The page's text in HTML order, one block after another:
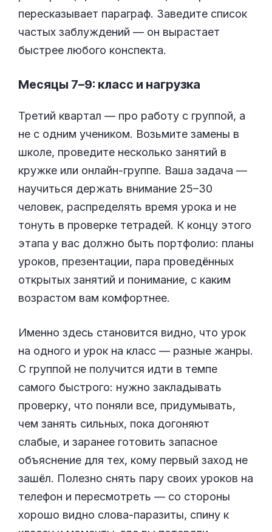
пересказывает параграф. Заведите список
частых заблуждений — он вырастает
быстрее любого конспекта.
Месяцы 7–9: класс и нагрузка
Третий квартал — про работу с группой, а
не с одним учеником. Возьмите замены в
школе, проведите несколько занятий в
кружке или онлайн-группе. Ваша задача —
научиться держать внимание 25–30
человек, распределять время урока и не
тонуть в проверке тетрадей. К концу этого
этапа у вас должно быть портфолио: планы
уроков, презентации, пара проведённых
открытых занятий и понимание, с каким
возрастом вам комфортнее.
Именно здесь становится видно, что урок
на одного и урок на класс — разные жанры.
С группой не получится идти в темпе
самого быстрого: нужно закладывать
проверку, что поняли все, придумывать,
чем занять сильных, пока догоняют
слабые, и заранее готовить запасное
объяснение для тех, кому первый заход не
зашёл. Полезно снять пару своих уроков на
телефон и пересмотреть — со стороны
хорошо видно слова-паразиты, спину к